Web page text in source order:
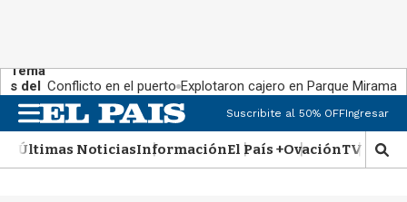
Tema
s del
día:
Conflicto en el puerto Explotaron cajero en Parque Miramar
n
u
Suscribite al 50% OFFIngresar
Últimas NoticiasInformaciónEl País +OvaciónTV Show
M
o